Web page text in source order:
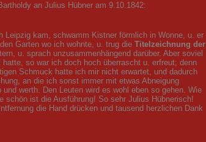
an Julius Hübner am 9.10.1842:
Leipzig kam, schwamm Kistner förmlich in Wonne, u. er
Garten wo ich wohnte, u. trug die Titelzeichnung der
u. sprach unzusammenhängend darüber. Aber soviel
so war ich doch hoch überrascht u. erfreut; denn
Schmuck hatte ich mir nicht erwartet, und dadurch
an die ich sonst immer mit etwas Abneigung
und werth. Den Leuten wird es wohl eben so gehen. Wie
schön ist die Ausführung! So sehr Julius Hübnerisch!
die Hand drücken und tausend herzlichen Dank